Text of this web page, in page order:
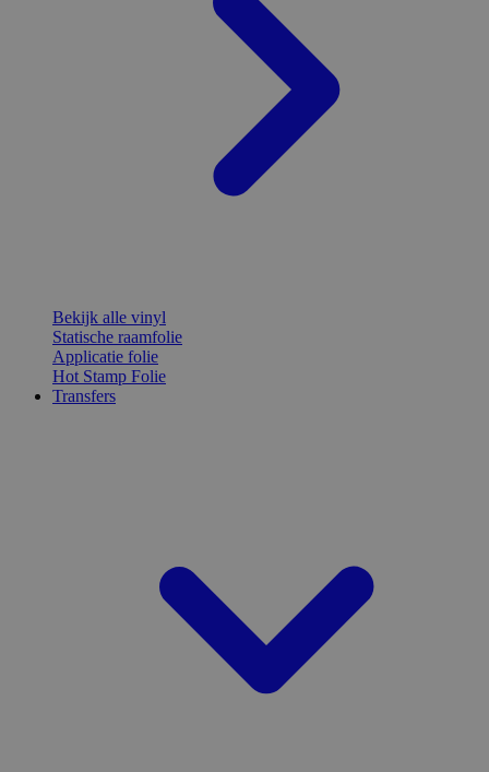
Bekijk alle vinyl
Statische raamfolie
Applicatie folie
Hot Stamp Folie
Transfers